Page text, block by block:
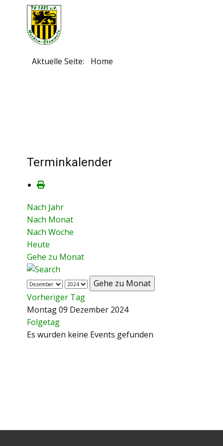
Aktuelle Seite: Home
Terminkalender
Nach Jahr
Nach Monat
Nach Woche
Heute
Gehe zu Monat
Gehe zu Monat
Vorheriger Tag
Montag 09 Dezember 2024
Folgetag
Es wurden keine Events gefunden